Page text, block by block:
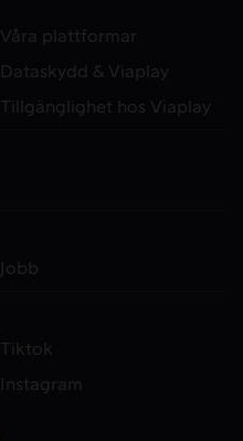
Våra plattformar
Dataskydd & Viaplay
Tillgänglighet hos Viaplay
Jobb
Tiktok
Instagram